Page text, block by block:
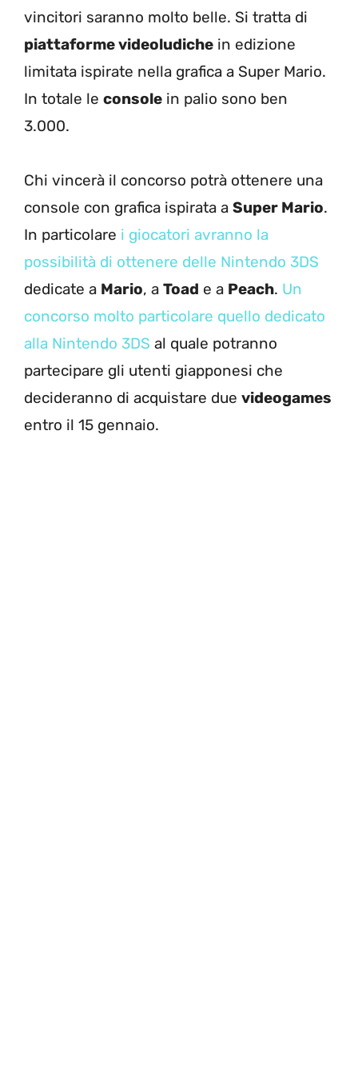
vincitori saranno molto belle. Si tratta di
piattaforme videoludiche in edizione
limitata ispirate nella grafica a Super Mario.
In totale le console in palio sono ben
3.000.
Chi vincerà il concorso potrà ottenere una
console con grafica ispirata a Super Mario.
In particolare i giocatori avranno la
possibilità di ottenere delle Nintendo 3DS
dedicate a Mario, a Toad e a Peach. Un
concorso molto particolare quello dedicato
alla Nintendo 3DS al quale potranno
partecipare gli utenti giapponesi che
decideranno di acquistare due videogames
entro il 15 gennaio.